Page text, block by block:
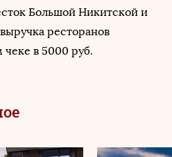
Большой Никитской и
ресторанов
чеке в 5000 руб.